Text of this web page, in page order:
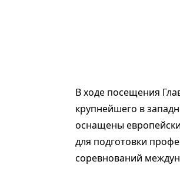
В ходе посещения
крупнейшего в
оснащены
для подготовки
соревнований